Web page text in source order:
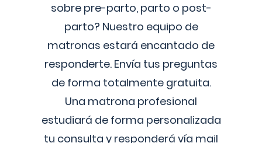
sobre pre-parto, parto o post-
parto? Nuestro equipo de
matronas estará encantado de
responderte. Envía tus preguntas
de forma totalmente gratuita.
Una matrona profesional
estudiará de forma personalizada
tu consulta y responderá vía mail